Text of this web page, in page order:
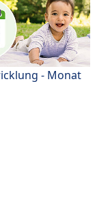
- Monat